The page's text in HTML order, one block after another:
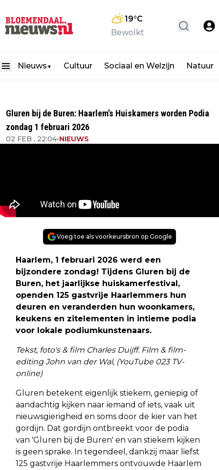
19°C
Bewolkt
Nieuws ▼ Cultuur Sociaal en Welzijn Natuur
Gluren bij de Buren: Haarlem’s Huiskamers worden Podia
zondag 1 februari 2026
02 FEB , 22:04•NIEUWS
Voeg toe als voorkeursbron op Google
Haarlem, 1 februari 2026 werd een
bijzondere zondag! Tijdens Gluren bij de
Buren, het jaarlijkse huiskamerfestival,
openden 125 gastvrije Haarlemmers hun
deuren en veranderden hun woonkamers,
keukens en zitelementen in intieme podia
voor lokale podiumkunstenaars.
Tekst, foto's & film Charles Duijff. Film & film-
editing John van der Wal, (YouTube 023 TV-
online)
Gluren betekent eigenlijk stiekem, geniepig of
aandachtig kijken naar iemand of iets, vaak uit
nieuwsgierigheid en soms door de kier van het
gordijn. Dat gordijn ontbreekt voor de podia
van 'Gluren bij de Buren' en van stiekem kijken
is geen sprake. In tegendeel, dankzij maar liefst
125 gastvrije Haarlemmers ontvouwde Haarlem